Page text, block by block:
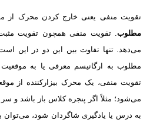
تقویت منفى یعنى خارج کردن محرک از
مطلوب. تقویت منفى همچون تقویت
مى‌دهد. تنها تفاوت بین این دو در این
مطلوب به ارگانیسم معرفى یا به
تقویت منفی، یک محرک بیزارکننده از
مى‌شود؛ مثلاً اگر پنجره کلاس باز باشد و
به درس یا یادگیرى شاگردان شود، مى‌توان